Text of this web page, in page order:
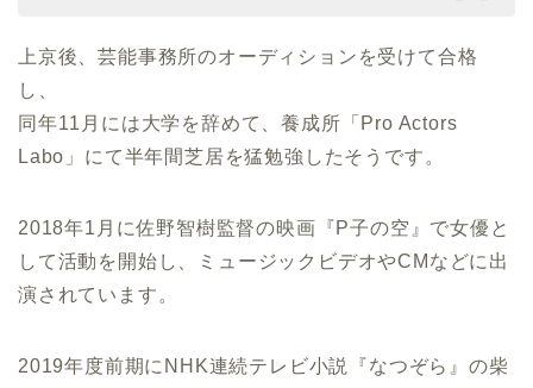
上京後、芸能事務所のオーディションを受けて合格
し、
同年11月には大学を辞めて、養成所「Pro Actors
Labo」にて半年間芝居を猛勉強したそうです。
2018年1月に佐野智樹監督の映画『P子の空』で女優と
して活動を開始し、ミュージックビデオやCMなどに出
演されています。
2019年度前期にNHK連続テレビ小説『なつぞら』の柴